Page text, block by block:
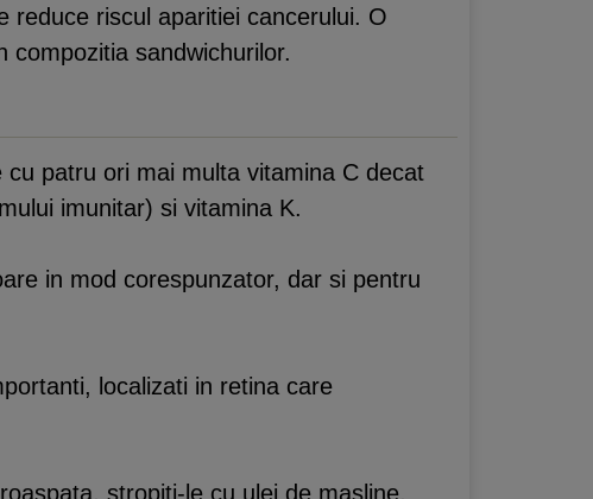
reduce riscul aparitiei cancerului. O
compozitia sandwichurilor.
patru ori mai multa vitamina C decat
imunitar) si vitamina K.
in mod corespunzator, dar si pentru
localizati in retina care
stropiti-le cu ulei de masline,